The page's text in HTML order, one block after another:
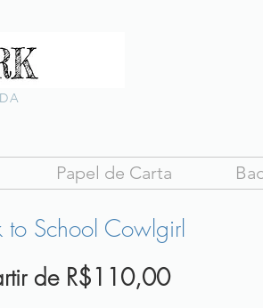
Papel de Carta
to School Cowlgirl
de R$110,00Preço